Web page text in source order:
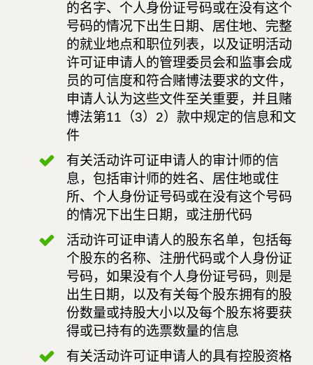
的名字、个人身份证号码或在没有这个
号码的情况下出生日期、居住地、完整
的就业地点和职位列表，以及证明活动
许可证申请人的管理委员会和监事会成
员的可信度和符合赌博法要求的文件，
申请人认为这些文件至关重要，并且赌
博法第11（3）2）款中规定的信息和文
件
有关活动许可证申请人的审计师的信
息，包括审计师的姓名、居住地或住
所、个人身份证号码或在没有这个号码
的情况下出生日期，或注册代码
活动许可证申请人的股东名单，包括每
个股东的名称、注册代码或个人身份证
号码，如果没有个人身份证号码，则是
出生日期，以及有关每个股东拥有的股
份数量或持股大小以及每个股东将要获
得或已持有的选票数量的信息
有关活动许可证申请人的具有控股资格